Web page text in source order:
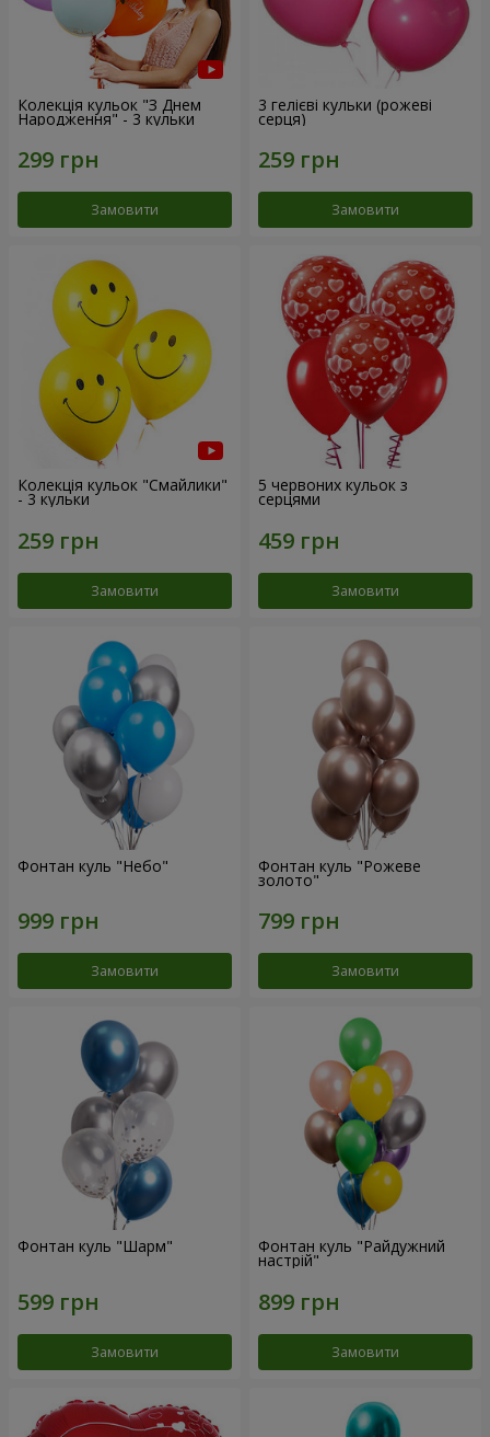
Колекція кульок "З Днем
Народження" - 3 кульки
Замовити
3 гелієві кульки (рожеві
серця)
Замовити
Колекція кульок "Смайлики"
- 3 кульки
Замовити
5 червоних кульок з
серцями
Замовити
Фонтан куль "Небо"
Замовити
Фонтан куль "Рожеве
золото"
Замовити
Фонтан куль "Шарм"
Замовити
Фонтан куль "Райдужний
настрій"
Замовити